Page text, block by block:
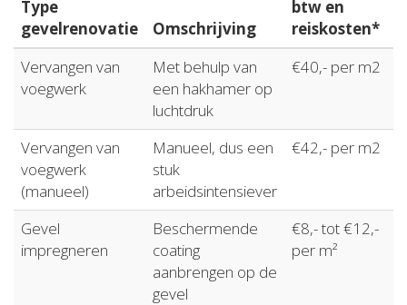
Type
gevelrenovatie
Omschrijving
btw en
reiskosten*
Vervangen van
voegwerk
Met behulp van
een hakhamer op
luchtdruk
€40,- per m2
Vervangen van
voegwerk
(manueel)
Manueel, dus een
stuk
arbeidsintensiever
€42,- per m2
Gevel
impregneren
Beschermende
coating
aanbrengen op de
gevel
€8,- tot €12,-
per m²